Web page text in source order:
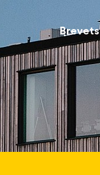
Brevets